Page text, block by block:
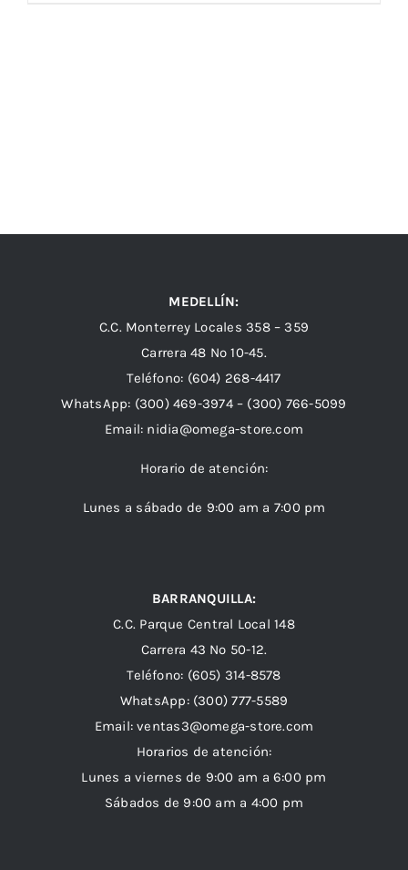
MEDELLÍN:
C.C. Monterrey Locales 358 – 359
Carrera 48 Nº 10-45.
Teléfono: (604) 268-4417
WhatsApp: (300) 469-3974 – (300) 766-5099
Email: nidia@omega-store.com
Horario de atención:
Lunes a sábado de 9:00 am a 7:00 pm
BARRANQUILLA:
C.C. Parque Central Local 148
Carrera 43 Nº 50-12.
Teléfono: (605) 314-8578
WhatsApp: (300) 777-5589
Email: ventas3@omega-store.com
Horarios de atención:
Lunes a viernes de 9:00 am a 6:00 pm
Sábados de 9:00 am a 4:00 pm